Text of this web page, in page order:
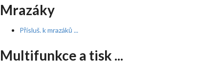
Mrazáky
Přísluš. k mrazáků ...
Multifunkce a tisk ...